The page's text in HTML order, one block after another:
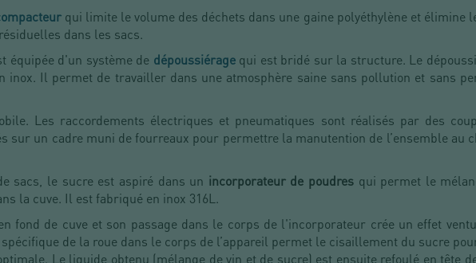
qui limite le volume des déchets dans une gaine polyéthylène et élimine
dans les sacs.
équipée d'un système de dépoussiérage qui est bridé sur la structure. Le
Il permet de travailler dans une atmosphère saine sans pollution et sans
Les raccordements électriques et pneumatiques sont réalisés par des
sur un cadre muni de fourreaux pour permettre la manutention de l’ensemble au
sacs, le sucre est aspiré dans un incorporateur de poudres qui permet le
la cuve. Il est fabriqué en inox 316L.
fond de cuve et son passage dans le corps de l'incorporateur crée un effet
de la roue dans le corps de l’appareil permet le cisaillement du sucre
Le liquide obtenu (mélange de vin et de sucre) est ensuite refoulé en tête